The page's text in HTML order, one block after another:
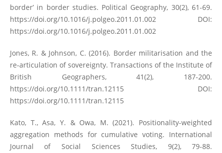
border’ in border studies. Political Geography, 30(2), 61-69.
https://doi.org/10.1016/j.polgeo.2011.01.002DOI:
https://doi.org/10.1016/j.polgeo.2011.01.002
Jones, R. & Johnson, C. (2016). Border militarisation and the
re‐articulation of sovereignty. Transactions of the Institute of
British Geographers, 41(2), 187-200.
https://doi.org/10.1111/tran.12115 DOI:
https://doi.org/10.1111/tran.12115
Kato, T., Asa, Y. & Owa, M. (2021). Positionality-weighted
aggregation methods for cumulative voting. International
Journal of Social Sciences Studies, 9(2), 79-88.